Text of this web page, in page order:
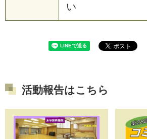
い
活動報告はこちら